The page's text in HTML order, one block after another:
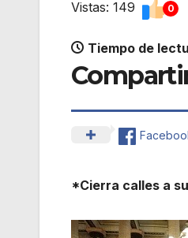
Vistas: 149 0
Tiempo de
*Cierra calles a